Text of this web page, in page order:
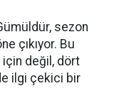
sezon
çıkıyor. Bu
için değil, dört
ilgi çekici bir